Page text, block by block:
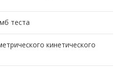
теста
кинетического